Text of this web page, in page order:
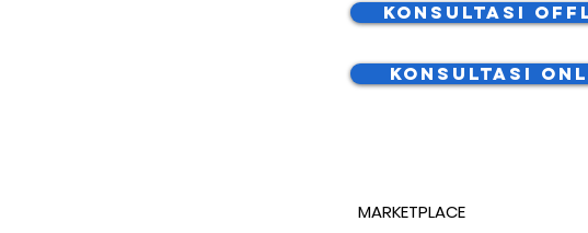
Konsultasi
Konsultasi
MARKETPLACE